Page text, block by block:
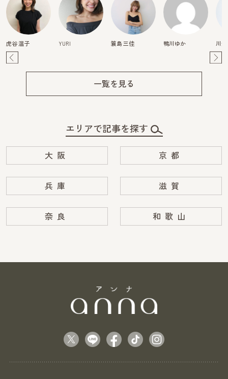
虎谷 温子 YURI 簑島 三佳 鴨川ゆか 川
一覧を見る
エリアで記事を探す
大阪 京都
兵庫 滋賀
奈良 和歌山